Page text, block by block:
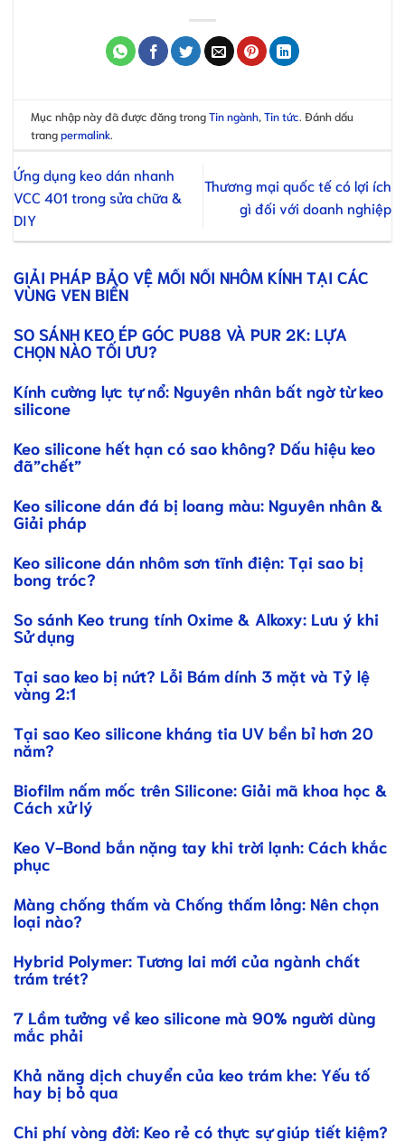
Mục nhập này đã được đăng trongTin ngành ,Tin tức . Đánh dấu
trangpermalink
Ứng dụng keo dán nhanh
VCC 401 trong sửa chữa &
DIY
Thương mại quốc tế có lợi ích
gì đối với doanh nghiệp
GIẢI PHÁP BẢO VỆ MỐI NỐI NHÔM KÍNH TẠI CÁC
VÙNG VEN BIỂN
SO SÁNH KEO ÉP GÓC PU88 VÀ PUR 2K: LỰA
CHỌN NÀO TỐI ƯU?
Kính cường lực tự nổ: Nguyên nhân bất ngờ từ keo
silicone
Keo silicone hết hạn có sao không? Dấu hiệu keo
đã”chết”
Keo silicone dán đá bị loang màu: Nguyên nhân &
Giải pháp
Keo silicone dán nhôm sơn tĩnh điện: Tại sao bị
bong tróc?
So sánh Keo trung tính Oxime & Alkoxy: Lưu ý khi
Sử dụng
Tại sao keo bị nứt? Lỗi Bám dính 3 mặt và Tỷ lệ
vàng 2:1
Tại sao Keo silicone kháng tia UV bền bỉ hơn 20
năm?
Biofilm nấm mốc trên Silicone: Giải mã khoa học &
Cách xử lý
Keo V-Bond bắn nặng tay khi trời lạnh: Cách khắc
phục
Màng chống thấm và Chống thấm lỏng: Nên chọn
loại nào?
Hybrid Polymer: Tương lai mới của ngành chất
trám trét?
7 Lầm tưởng về keo silicone mà 90% người dùng
mắc phải
Khả năng dịch chuyển của keo trám khe: Yếu tố
hay bị bỏ qua
Chi phí vòng đời: Keo rẻ có thực sự giúp tiết kiệm?